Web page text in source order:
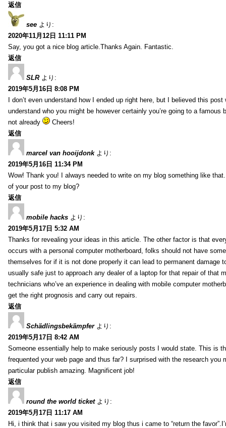
返信
see より:
2020年11月12日 11:11 PM
Say, you got a nice blog article.Thanks Again. Fantastic.
返信
SLR より:
2019年5月16日 8:08 PM
I don’t even understand how I ended up right here, but I believed this post
understand who you might be however certainly you’re going to a famous
not already
Cheers!
返信
marcel van hooijdonk より:
2019年5月16日 11:34 PM
Wow! Thank you! I always needed to write on my blog something like
of your post to my blog?
返信
mobile hacks より:
2019年5月17日 5:32 AM
Thanks for revealing your ideas in this article. The other factor is that
occurs with a personal computer motherboard, folks should not have
themselves for if it is not done properly it can lead to permanent damage
usually safe just to approach any dealer of a laptop for that repair of that
technicians who’ve an experience in dealing with mobile computer
get the right prognosis and carry out repairs.
返信
Schädlingsbekämpfer より:
2019年5月17日 8:42 AM
Someone essentially help to make seriously posts I would state. This is
frequented your web page and thus far? I surprised with the research you
particular publish amazing. Magnificent job!
返信
round the world ticket より:
2019年5月17日 11:17 AM
Hi, i think that i saw you visited my blog thus i came to “return the